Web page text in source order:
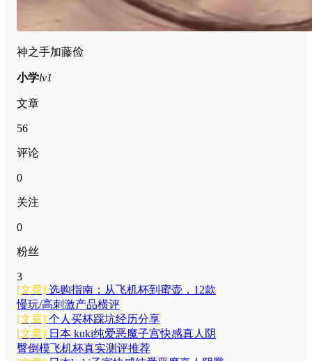
神之手加藤俭
小学lv1
文章
56
评论
0
关注
0
粉丝
3
[文章] 选购指南：从飞机杯到蜜壶，12款
慢玩/高刺激产品横评
[文章] 个人买杯踩坑经历分享
[文章] 日本 kuki纯爱恶魔子宫快感真人阴
臀倒模飞机杯真实测评推荐